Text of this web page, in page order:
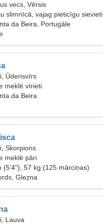
vecs, Vērsis
slimnīcā, vajag pieticīgu sievieti
da Beira, Portugāle
Ūdensvīrs
meklē vīrieti
da Beira
Skorpions
meklē pāri
(5'4"), 57 kg (125 mārciņas)
Glezna
Lauva